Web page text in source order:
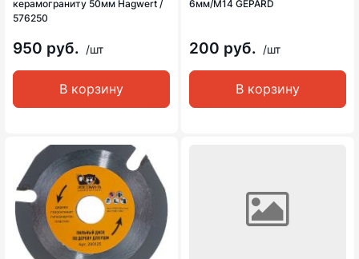
керамограниту 50мм Hagwert /
576250
950 руб. /шт
В корзину
6мм/М14 GEPARD
200 руб. /шт
В корзину